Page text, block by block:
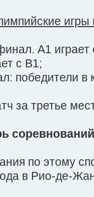
А1
с В1;
победители в
за третье
по этому
в Рио-де-